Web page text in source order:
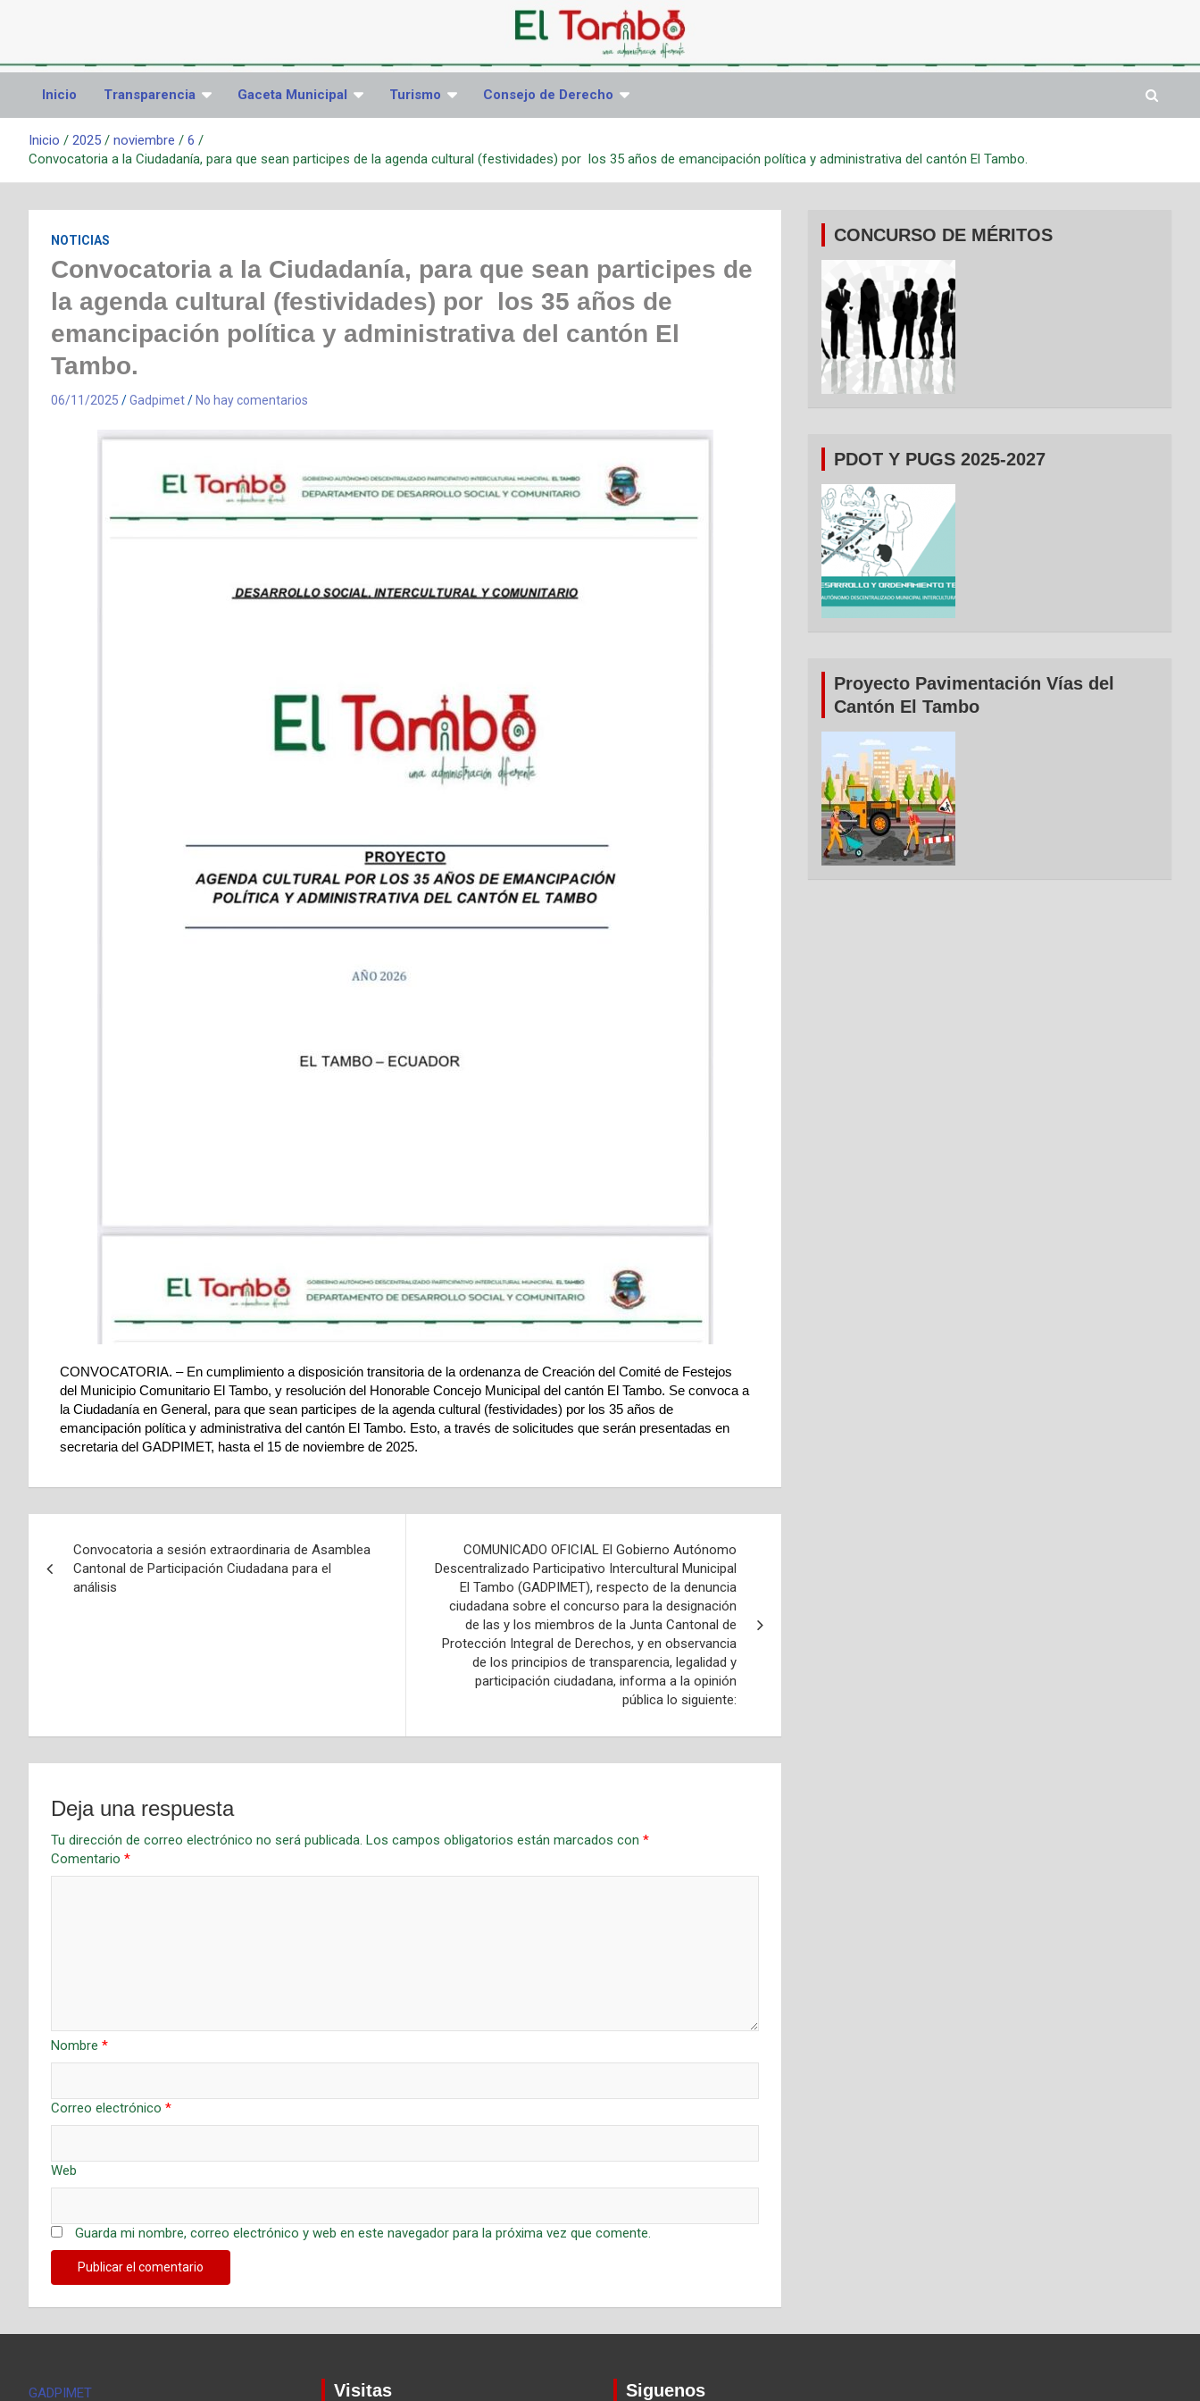
Inicio Transparencia Gaceta Municipal Turismo Consejo de Derecho
Inicio 2025 noviembre
6
Convocatoria a la Ciudadanía, para que sean participes de la agenda cultural (festividades) por los 35 años de emancipación política y administrativa del cantón El Tambo.
NOTICIAS
Convocatoria a la Ciudadanía, para que sean participes de
la agenda cultural (festividades) por los 35 años de
emancipación política y administrativa del cantón El
Tambo.
06/11/2025 Gadpimet No hay comentarios
CONVOCATORIA. – En cumplimiento a disposición transitoria de la ordenanza de Creación del Comité de Festejos
del Municipio Comunitario El Tambo, y resolución del Honorable Concejo Municipal del cantón El Tambo. Se convoca a
la Ciudadanía en General, para que sean participes de la agenda cultural (festividades) por los 35 años de
emancipación política y administrativa del cantón El Tambo. Esto, a través de solicitudes que serán presentadas en
secretaria del GADPIMET, hasta el 15 de noviembre de 2025.
Convocatoria a sesión extraordinaria de Asamblea
Cantonal de Participación Ciudadana para el
análisis
COMUNICADO OFICIAL El Gobierno Autónomo
Descentralizado Participativo Intercultural Municipal
El Tambo (GADPIMET), respecto de la denuncia
ciudadana sobre el concurso para la designación
de las y los miembros de la Junta Cantonal de
Protección Integral de Derechos, y en observancia
de los principios de transparencia, legalidad y
participación ciudadana, informa a la opinión
pública lo siguiente:
Deja una respuesta
Tu dirección de correo electrónico no será publicada. Los campos obligatorios están marcados con *
Comentario *
Nombre *
Correo electrónico *
Web
Guarda mi nombre, correo electrónico y web en este navegador para la próxima vez que comente.
CONCURSO DE MÉRITOS
PDOT Y PUGS 2025-2027
Proyecto Pavimentación Vías del
Cantón El Tambo
GADPIMET Visitas Siguenos